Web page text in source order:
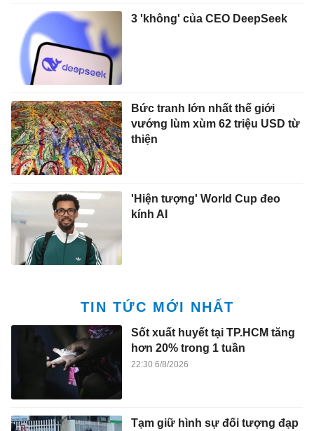
3 'không' của CEO DeepSeek
Bức tranh lớn nhất thế giới
vướng lùm xùm 62 triệu USD từ
thiện
'Hiện tượng' World Cup đeo
kính AI
TIN TỨC MỚI NHẤT
Sốt xuất huyết tại TP.HCM tăng
hơn 20% trong 1 tuần
22:30 6/8/2026
Tạm giữ hình sự đối tượng đạp